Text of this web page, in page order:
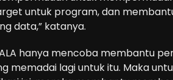
untuk program, dan
data,” katanya.
hanya mencoba membantu
memadai lagi untuk itu. Maka